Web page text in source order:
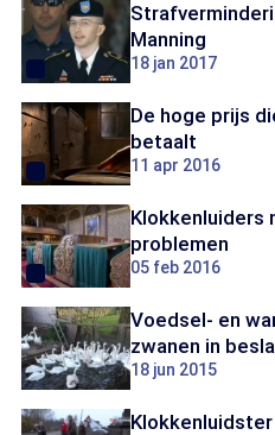
Manning
18 jan 2017
De hoge prijs
betaalt
11 apr 2016
Klokkenluiders
problemen
05 feb 2016
Voedsel- en
zwanen in
18 jun 2015